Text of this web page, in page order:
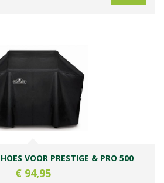
VOOR PRESTIGE & PRO 500
€ 94,95